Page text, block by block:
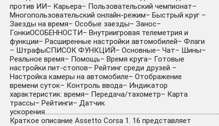
против ИИ– Карьера– Пользовательский чемпионат–
Многопользовательский онлайн-режим– Быстрый круг –
Заезды на время– Особые заезды– Занос–
ГонкиОСОБЕННОСТИ– Внутриигровая телеметрия и
функции– Расширенные настройки автомобилей– Флаги
– ШтрафыСПИСОК ФУНКЦИЙ– Основные– Чат– Шины–
Реальное время– Помощь– Время круга– Готовые
настройки пит-стопов– Рейтинг среди друзей –
Настройка камеры на автомобиле– Отображение
времени суток– Контроль ввода– Индикатор
характеристик: время– Передача/тахометр– Карта
трассы– Рейтинги– Датчик
Краткое описание Assetto Corsa 1. 16 представляет